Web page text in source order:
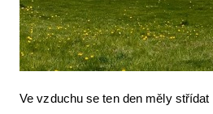
Ve vzduchu se ten den měly